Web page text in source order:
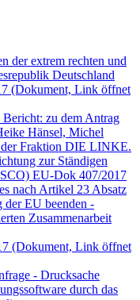
der extrem rechten und
Deutschland
(Dokument, Link öffnet
zu dem Antrag
Hänsel, Michel
der Fraktion DIE LINKE.
zur Ständigen
EU-Dok 407/2017
nach Artikel 23 Absatz
der EU beenden -
Zusammenarbeit
(Dokument, Link öffnet
- Drucksache
durch das